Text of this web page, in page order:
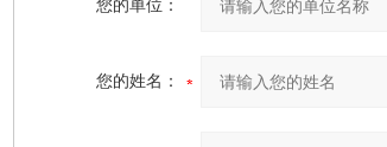
您的单位：
您的姓名：